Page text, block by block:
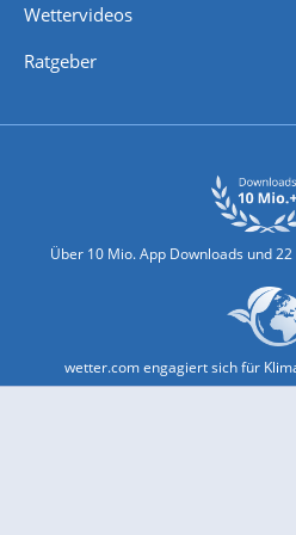
Wettervideos
Ratgeber
Über 10 Mio. App Downloads und
wetter.com engagiert sich für